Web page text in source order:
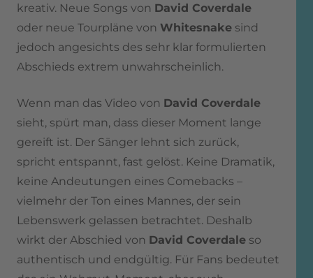
kreativ. Neue Songs von David Coverdale
oder neue Tourpläne von Whitesnake sind
jedoch angesichts des sehr klar formulierten
Abschieds extrem unwahrscheinlich.
Wenn man das Video von David Coverdale
sieht, spürt man, dass dieser Moment lange
gereift ist. Der Sänger lehnt sich zurück,
spricht entspannt, fast gelöst. Keine Dramatik,
keine Andeutungen eines Comebacks –
vielmehr der Ton eines Mannes, der sein
Lebenswerk gelassen betrachtet. Deshalb
wirkt der Abschied von David Coverdale so
authentisch und endgültig. Für Fans bedeutet